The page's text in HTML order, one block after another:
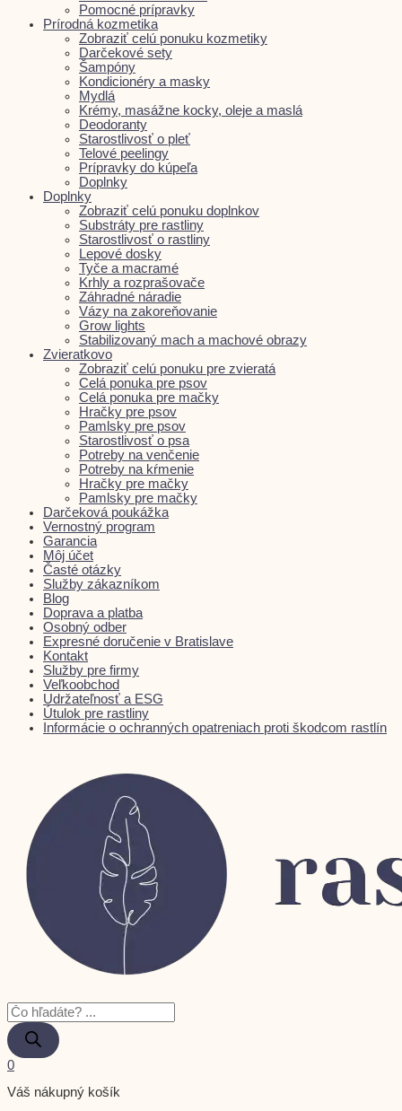
Pomocné prípravky
Prírodná kozmetika
Zobraziť celú ponuku kozmetiky
Darčekové sety
Šampóny
Kondicionéry a masky
Mydlá
Krémy, masážne kocky, oleje a maslá
Deodoranty
Starostlivosť o pleť
Telové peelingy
Prípravky do kúpeľa
Doplnky
Doplnky
Zobraziť celú ponuku doplnkov
Substráty pre rastliny
Starostlivosť o rastliny
Lepové dosky
Tyče a macramé
Krhly a rozprašovače
Záhradné náradie
Vázy na zakoreňovanie
Grow lights
Stabilizovaný mach a machové obrazy
Zvieratkovo
Zobraziť celú ponuku pre zvieratá
Celá ponuka pre psov
Celá ponuka pre mačky
Hračky pre psov
Pamlsky pre psov
Starostlivosť o psa
Potreby na venčenie
Potreby na kŕmenie
Hračky pre mačky
Pamlsky pre mačky
Darčeková poukážka
Vernostný program
Garancia
Môj účet
Časté otázky
Služby zákazníkom
Blog
Doprava a platba
Osobný odber
Expresné doručenie v Bratislave
Kontakt
Služby pre firmy
Veľkoobchod
Udržateľnosť a ESG
Útulok pre rastliny
Informácie o ochranných opatreniach proti škodcom rastlín
0
Váš nákupný košík